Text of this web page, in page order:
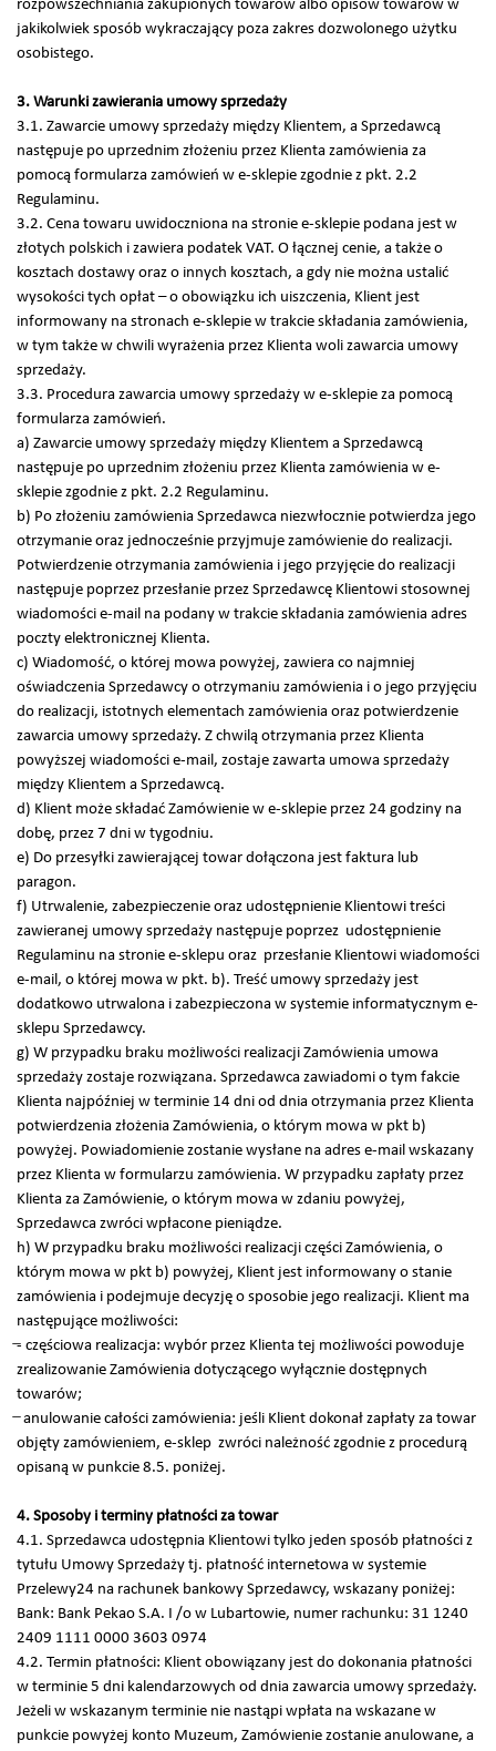
rozpowszechniania zakupionych towarów albo opisów towarów w
jakikolwiek sposób wykraczający poza zakres dozwolonego użytku
osobistego.
3. Warunki zawierania umowy sprzedaży
3.1. Zawarcie umowy sprzedaży między Klientem, a Sprzedawcą
następuje po uprzednim złożeniu przez Klienta zamówienia za
pomocą formularza zamówień w e-sklepie zgodnie z pkt. 2.2
Regulaminu.
3.2. Cena towaru uwidoczniona na stronie e-sklepie podana jest w
złotych polskich i zawiera podatek VAT. O łącznej cenie, a także o
kosztach dostawy oraz o innych kosztach, a gdy nie można ustalić
wysokości tych opłat – o obowiązku ich uiszczenia, Klient jest
informowany na stronach e-sklepie w trakcie składania zamówienia,
w tym także w chwili wyrażenia przez Klienta woli zawarcia umowy
sprzedaży.
3.3. Procedura zawarcia umowy sprzedaży w e-sklepie za pomocą
formularza zamówień.
a) Zawarcie umowy sprzedaży między Klientem a Sprzedawcą
następuje po uprzednim złożeniu przez Klienta zamówienia w e-
sklepie zgodnie z pkt. 2.2 Regulaminu.
b) Po złożeniu zamówienia Sprzedawca niezwłocznie potwierdza jego
otrzymanie oraz jednocześnie przyjmuje zamówienie do realizacji.
Potwierdzenie otrzymania zamówienia i jego przyjęcie do realizacji
następuje poprzez przesłanie przez Sprzedawcę Klientowi stosownej
wiadomości e-mail na podany w trakcie składania zamówienia adres
poczty elektronicznej Klienta.
c) Wiadomość, o której mowa powyżej, zawiera co najmniej
oświadczenia Sprzedawcy o otrzymaniu zamówienia i o jego przyjęciu
do realizacji, istotnych elementach zamówienia oraz potwierdzenie
zawarcia umowy sprzedaży. Z chwilą otrzymania przez Klienta
powyższej wiadomości e-mail, zostaje zawarta umowa sprzedaży
między Klientem a Sprzedawcą.
d) Klient może składać Zamówienie w e-sklepie przez 24 godziny na
dobę, przez 7 dni w tygodniu.
e) Do przesyłki zawierającej towar dołączona jest faktura lub
paragon.
f) Utrwalenie, zabezpieczenie oraz udostępnienie Klientowi treści
zawieranej umowy sprzedaży następuje poprzez udostępnienie
Regulaminu na stronie e-sklepu oraz przesłanie Klientowi wiadomości
e-mail, o której mowa w pkt. b). Treść umowy sprzedaży jest
dodatkowo utrwalona i zabezpieczona w systemie informatycznym e-
sklepu Sprzedawcy.
g) W przypadku braku możliwości realizacji Zamówienia umowa
sprzedaży zostaje rozwiązana. Sprzedawca zawiadomi o tym fakcie
Klienta najpóźniej w terminie 14 dni od dnia otrzymania przez Klienta
potwierdzenia złożenia Zamówienia, o którym mowa w pkt b)
powyżej. Powiadomienie zostanie wysłane na adres e-mail wskazany
przez Klienta w formularzu zamówienia. W przypadku zapłaty przez
Klienta za Zamówienie, o którym mowa w zdaniu powyżej,
Sprzedawca zwróci wpłacone pieniądze.
h) W przypadku braku możliwości realizacji części Zamówienia, o
którym mowa w pkt b) powyżej, Klient jest informowany o stanie
zamówienia i podejmuje decyzję o sposobie jego realizacji. Klient ma
następujące możliwości:
̶- częściowa realizacja: wybór przez Klienta tej możliwości powoduje
zrealizowanie Zamówienia dotyczącego wyłącznie dostępnych
towarów;
̶ anulowanie całości zamówienia: jeśli Klient dokonał zapłaty za towar
objęty zamówieniem, e-sklep zwróci należność zgodnie z procedurą
opisaną w punkcie 8.5. poniżej.
4. Sposoby i terminy płatności za towar
4.1. Sprzedawca udostępnia Klientowi tylko jeden sposób płatności z
tytułu Umowy Sprzedaży tj. płatność internetowa w systemie
Przelewy24 na rachunek bankowy Sprzedawcy, wskazany poniżej:
Bank: Bank Pekao S.A. I /o w Lubartowie, numer rachunku: 31 1240
2409 1111 0000 3603 0974
4.2. Termin płatności: Klient obowiązany jest do dokonania płatności
w terminie 5 dni kalendarzowych od dnia zawarcia umowy sprzedaży.
Jeżeli w wskazanym terminie nie nastąpi wpłata na wskazane w
punkcie powyżej konto Muzeum, Zamówienie zostanie anulowane, a